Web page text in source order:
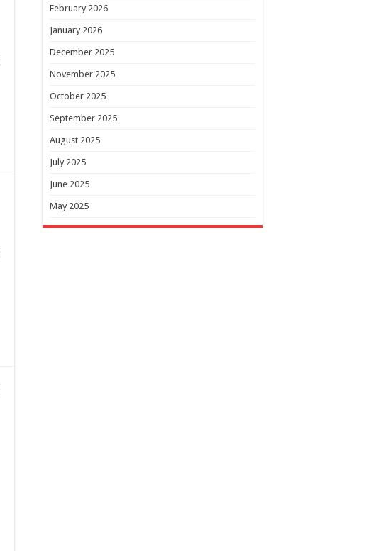
February 2026
January 2026
December 2025
November 2025
October 2025
September 2025
August 2025
July 2025
June 2025
May 2025